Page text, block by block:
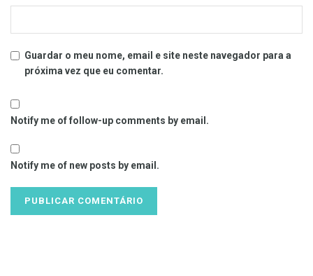
Guardar o meu nome, email e site neste navegador para a
próxima vez que eu comentar.
Notify me of follow-up comments by email.
Notify me of new posts by email.